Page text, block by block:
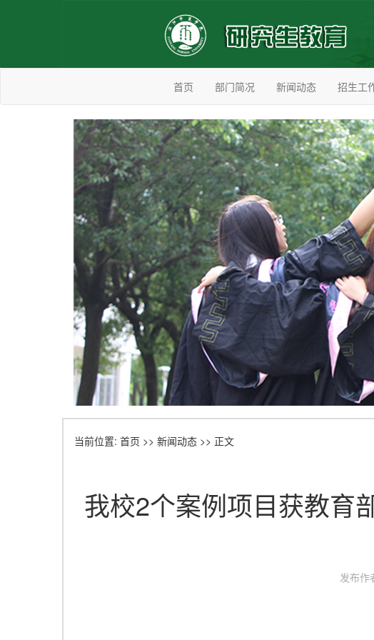
首页 部门简况 新闻动态 招生工
当前位置: 首页 >> 新闻动态 >> 正文
我校2个案例项目获教育
发布作